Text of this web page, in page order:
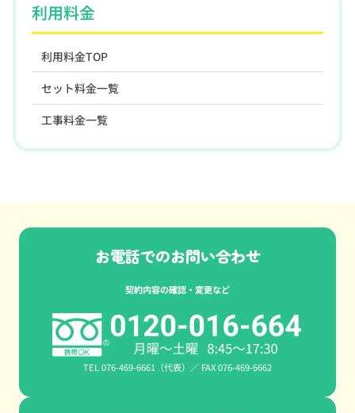
利用料金
利用料金TOP
セット料金一覧
工事料金一覧
お電話でのお問い合わせ​
契約内容の確認・変更など
TEL 076-469-6661（代表）／ FAX 076-469-6662